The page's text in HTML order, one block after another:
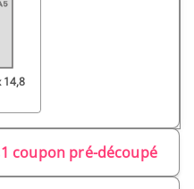
14,8
1 coupon pré-découpé